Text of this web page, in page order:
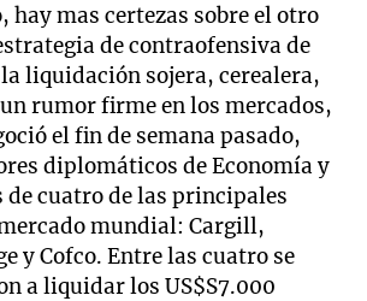
mas certezas sobre el otro
de contraofensiva de
liquidación sojera, cerealera,
rumor firme en los mercados,
el fin de semana pasado,
diplomáticos de Economía y
de cuatro de las principales
mundial: Cargill,
y Cofco. Entre las cuatro se
a liquidar los US$S7.000